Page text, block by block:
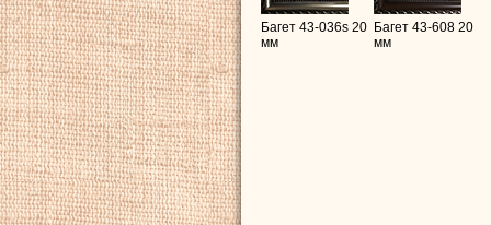
Багет 43-036s 20
мм
Багет 43-608 20
мм